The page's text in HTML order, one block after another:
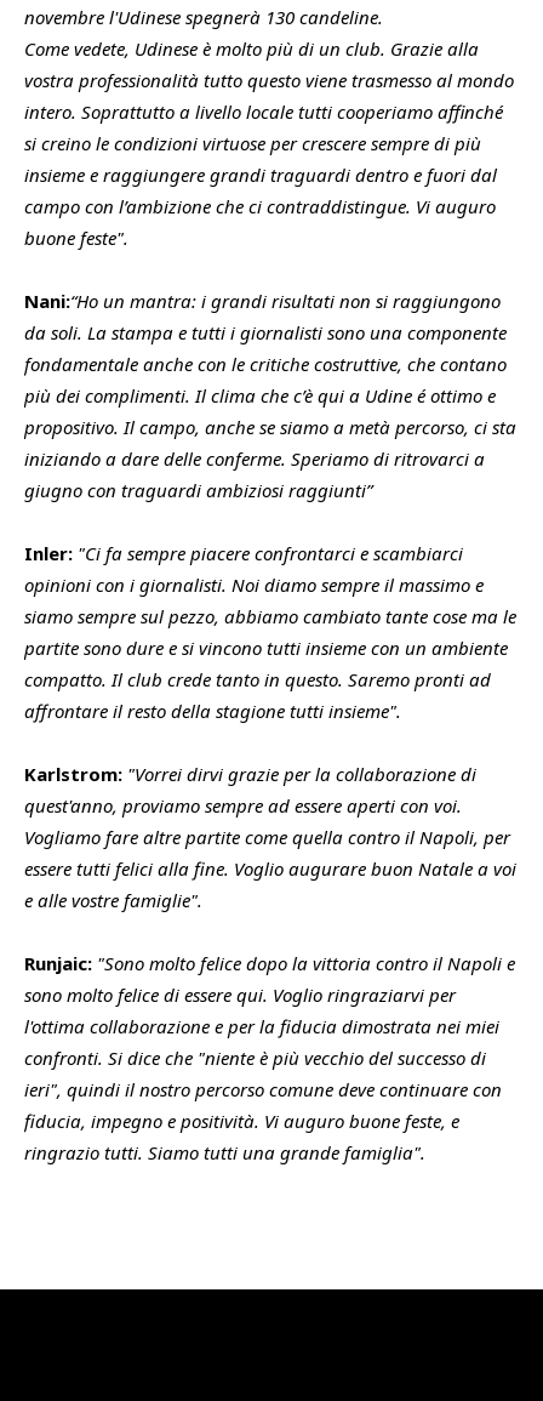
novembre l'Udinese spegnerà 130 candeline.
Come vedete, Udinese è molto più di un club. Grazie alla
vostra professionalità tutto questo viene trasmesso al mondo
intero. Soprattutto a livello locale tutti cooperiamo affinché
si creino le condizioni virtuose per crescere sempre di più
insieme e raggiungere grandi traguardi dentro e fuori dal
campo con l’ambizione che ci contraddistingue. Vi auguro
buone feste".
Nani:“Ho un mantra: i grandi risultati non si raggiungono
da soli. La stampa e tutti i giornalisti sono una componente
fondamentale anche con le critiche costruttive, che contano
più dei complimenti. Il clima che c’è qui a Udine é ottimo e
propositivo. Il campo, anche se siamo a metà percorso, ci sta
iniziando a dare delle conferme. Speriamo di ritrovarci a
giugno con traguardi ambiziosi raggiunti”
Inler: "Ci fa sempre piacere confrontarci e scambiarci
opinioni con i giornalisti. Noi diamo sempre il massimo e
siamo sempre sul pezzo, abbiamo cambiato tante cose ma le
partite sono dure e si vincono tutti insieme con un ambiente
compatto. Il club crede tanto in questo. Saremo pronti ad
affrontare il resto della stagione tutti insieme".
Karlstrom: "Vorrei dirvi grazie per la collaborazione di
quest'anno, proviamo sempre ad essere aperti con voi.
Vogliamo fare altre partite come quella contro il Napoli, per
essere tutti felici alla fine. Voglio augurare buon Natale a voi
e alle vostre famiglie".
Runjaic: "Sono molto felice dopo la vittoria contro il Napoli e
sono molto felice di essere qui. Voglio ringraziarvi per
l'ottima collaborazione e per la fiducia dimostrata nei miei
confronti. Si dice che "niente è più vecchio del successo di
ieri", quindi il nostro percorso comune deve continuare con
fiducia, impegno e positività. Vi auguro buone feste, e
ringrazio tutti. Siamo tutti una grande famiglia".